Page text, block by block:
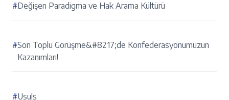
#Değişen Paradigma ve Hak Arama Kültürü
#Son Toplu Görüşme&#8217;de Konfederasyonumuzun
Kazanımları!
#Usuls